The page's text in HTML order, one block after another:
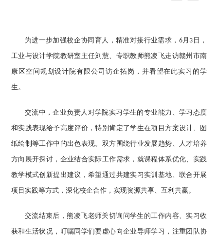
为进一步加强校企协同育人，精准对接行业需求， 6月 3 日，
工业与设计学院教研室主任刘慧、专职教师熊凌飞走访赣州市南
康区空间规划设计院有限公司访企拓岗，并看望在此实习的学
生。
交流中，企业负责人对学院实习学生的专业能力、学习态度
和实践表现给予高度评价，特别肯定了学生在项目方案设计、图
纸绘制等工作中的出色表现。双方围绕行业发展趋势、人才培养
方向展开探讨，企业结合实际工作需求，就课程体系优化、实践
教学模式创新提出建议，希望通过共建实习实训基地、联合开展
项目实践等方式，深化校企合作，实现资源共享、互利共赢。
交流结束后，熊凌飞老师关切询问学生的工作内容、实习收
获和生活状况，叮嘱同学们要虚心向企业导师学习，注重团队协